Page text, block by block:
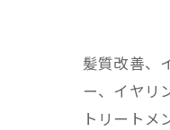
髪質改善、
ー、イヤリ
トリートメ